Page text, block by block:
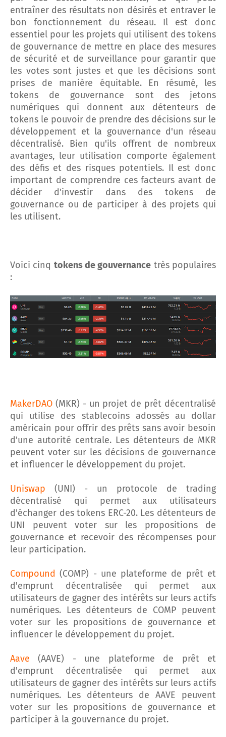
entraîner des résultats non désirés et entraver le
bon fonctionnement du réseau. Il est donc
essentiel pour les projets qui utilisent des tokens
de gouvernance de mettre en place des mesures
de sécurité et de surveillance pour garantir que
les votes sont justes et que les décisions sont
prises de manière équitable. En résumé, les
tokens de gouvernance sont des jetons
numériques qui donnent aux détenteurs de
tokens le pouvoir de prendre des décisions sur le
développement et la gouvernance d'un réseau
décentralisé. Bien qu'ils offrent de nombreux
avantages, leur utilisation comporte également
des défis et des risques potentiels. Il est donc
important de comprendre ces facteurs avant de
décider d'investir dans des tokens de
gouvernance ou de participer à des projets qui
les utilisent.
Voici cinq tokens de gouvernance très populaires
:
MakerDAO (MKR) - un projet de prêt décentralisé
qui utilise des stablecoins adossés au dollar
américain pour offrir des prêts sans avoir besoin
d'une autorité centrale. Les détenteurs de MKR
peuvent voter sur les décisions de gouvernance
et influencer le développement du projet.
Uniswap (UNI) - un protocole de trading
décentralisé qui permet aux utilisateurs
d'échanger des tokens ERC-20. Les détenteurs de
UNI peuvent voter sur les propositions de
gouvernance et recevoir des récompenses pour
leur participation.
Compound (COMP) - une plateforme de prêt et
d'emprunt décentralisée qui permet aux
utilisateurs de gagner des intérêts sur leurs actifs
numériques. Les détenteurs de COMP peuvent
voter sur les propositions de gouvernance et
influencer le développement du projet.
Aave(AAVE) - une plateforme de prêt et
d'emprunt décentralisée qui permet aux
utilisateurs de gagner des intérêts sur leurs actifs
numériques. Les détenteurs de AAVE peuvent
voter sur les propositions de gouvernance et
participer à la gouvernance du projet.